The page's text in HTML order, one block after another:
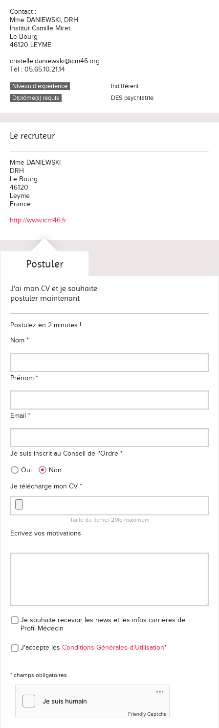
Contact :
Mme DANIEWSKI, DRH
Institut Camille Miret
Le Bourg
46120 LEYME
cristelle.daniewski@icm46.org
Tél : 05.65.10.21.14
Niveau d'expérience
Indifférent
Diplôme(s) requis
DES psychiatrie
Le recruteur
Mme DANIEWSKI
DRH
Le Bourg
46120
Leyme
France
http://www.icm46.fr
Postuler
J'ai mon CV et je souhaite
postuler maintenant
Postulez en 2 minutes !
Nom *
Prénom *
Email *
Je suis inscrit au Conseil de l'Ordre *
Oui
Non
Je télécharge mon CV *
Taille du fichier 2Mo maximum
Ecrivez vos motivations
Je souhaite recevoir les news et les infos carrières de
Profil Médecin
J'accepte les Conditions Générales d'Utilisation*
* champs obligatoires
Friendly Captcha